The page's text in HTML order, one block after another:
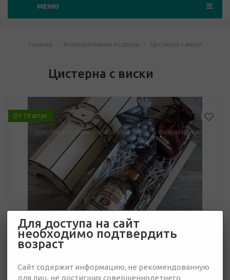
МЕНЮ
Главная - Корпоративные подарки - Цистерна с виски
Цистерна с виски
От 10 штук
Для доступа на сайт
необходимо подтвердить
возраст
Сайт содержит информацию, не рекомендованную
для лиц, не достигших совершеннолетнего